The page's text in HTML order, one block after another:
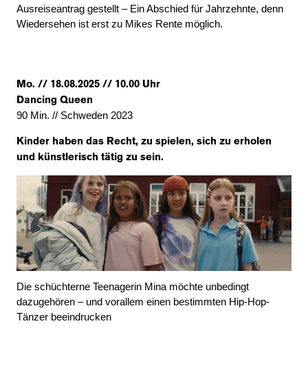
Ausreiseantrag gestellt – Ein Abschied für Jahrzehnte, denn
Wiedersehen ist erst zu Mikes Rente möglich.
Mo. // 18.08.2025 // 10.00 Uhr
Dancing Queen
90 Min. // Schweden 2023
Kinder haben das Recht, zu spielen, sich zu erholen
und künstlerisch tätig zu sein.
Die schüchterne Teenagerin Mina möchte unbedingt
dazugehören – und vorallem einen bestimmten Hip-Hop-
Tänzer beeindrucken